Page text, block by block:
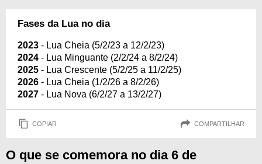
Fases da Lua no dia
2023 - Lua Cheia (5/2/23 a 12/2/23)
2024 - Lua Minguante (2/2/24 a 8/2/24)
2025 - Lua Crescente (5/2/25 a 11/2/25)
2026 - Lua Cheia (1/2/26 a 8/2/26)
2027 - Lua Nova (6/2/27 a 13/2/27)
COPIAR COMPARTILHAR
O que se comemora no dia 6 de